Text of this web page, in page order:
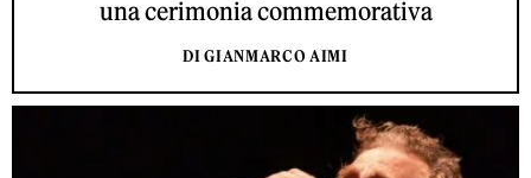
una cerimonia commemorativa
DI GIANMARCO AIMI